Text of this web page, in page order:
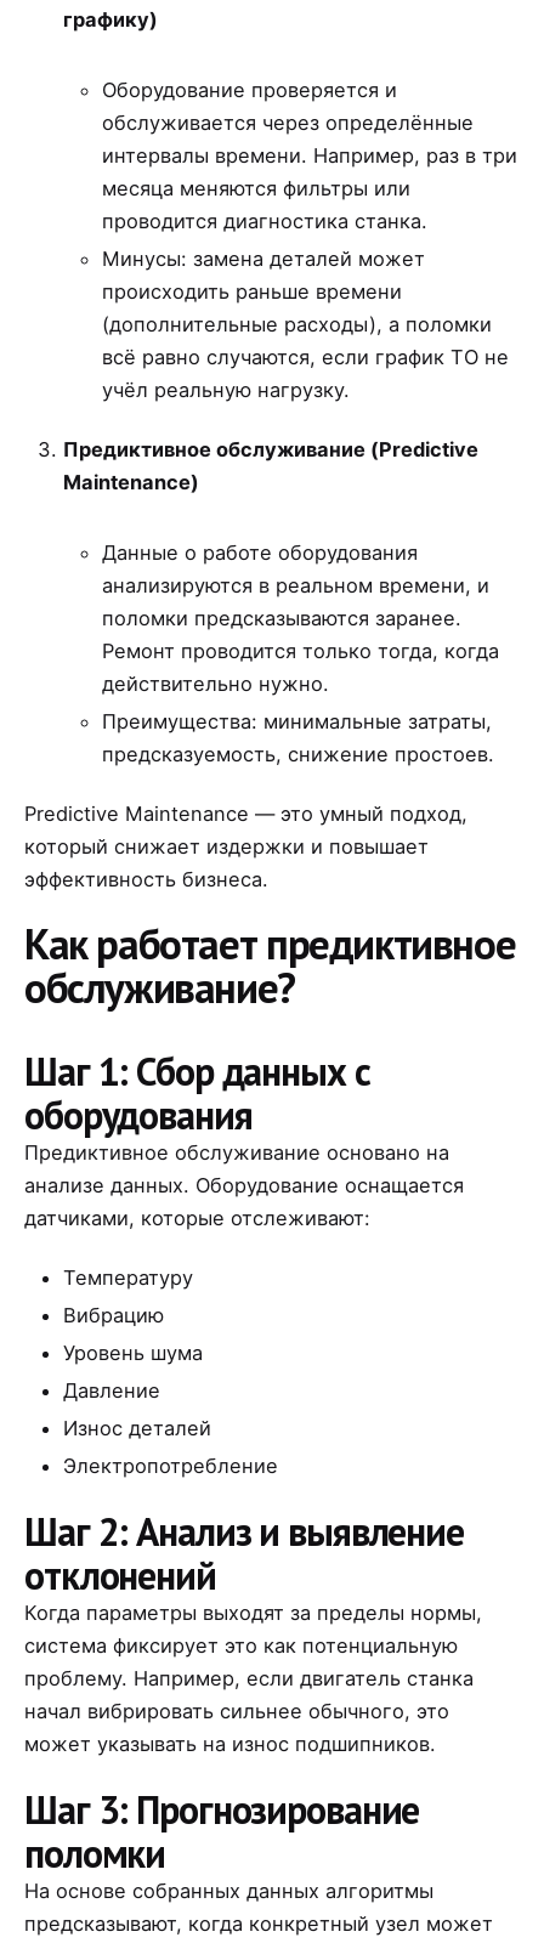
графику)
Оборудование проверяется и
обслуживается через определённые
интервалы времени. Например, раз в три
месяца меняются фильтры или
проводится диагностика станка.
Минусы: замена деталей может
происходить раньше времени
(дополнительные расходы), а поломки
всё равно случаются, если график ТО не
учёл реальную нагрузку.
Предиктивное обслуживание (Predictive
Maintenance)
Данные о работе оборудования
анализируются в реальном времени, и
поломки предсказываются заранее.
Ремонт проводится только тогда, когда
действительно нужно.
Преимущества: минимальные затраты,
предсказуемость, снижение простоев.
Predictive Maintenance — это умный подход,
который снижает издержки и повышает
эффективность бизнеса.
Как работает предиктивное
обслуживание?
Шаг 1: Сбор данных с
оборудования
Предиктивное обслуживание основано на
анализе данных. Оборудование оснащается
датчиками, которые отслеживают:
Температуру
Вибрацию
Уровень шума
Давление
Износ деталей
Электропотребление
Шаг 2: Анализ и выявление
отклонений
Когда параметры выходят за пределы нормы,
система фиксирует это как потенциальную
проблему. Например, если двигатель станка
начал вибрировать сильнее обычного, это
может указывать на износ подшипников.
Шаг 3: Прогнозирование
поломки
На основе собранных данных алгоритмы
предсказывают, когда конкретный узел может